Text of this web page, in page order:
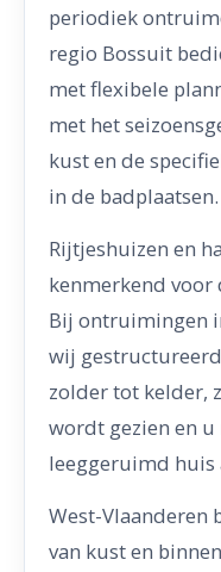
periodiek
regio Bossuit
met flexibele
met het
kust en de
in de badplaatsen.
Rijtjeshuizen en
kenmerkend voor
Bij ontruimingen
wij
zolder tot kelder,
wordt gezien en
leeggeruimd huis
West-Vlaanderen
van kust en